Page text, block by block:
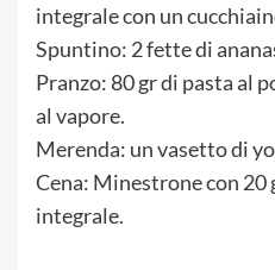
integrale con un
Spuntino: 2 fette di
Pranzo: 80 gr di pasta al
al vapore.
Merenda: un vasetto di
Cena: Minestrone con 20
integrale.